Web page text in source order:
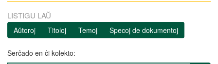
LISTIGU LAŬ
Aŭtoroj Titoloj Temoj Specoj de dokumentoj
Serĉado en ĉi kolekto: